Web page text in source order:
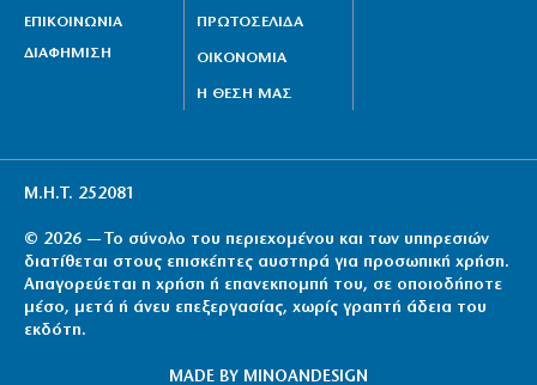
ΕΠΙΚΟΙΝΩΝΙΑ
ΔΙΑΦΗΜΙΣΗ
ΠΡΩΤΟΣΕΛΙΔΑ
ΟΙΚΟΝΟΜΙΑ
Η ΘΕΣΗ ΜΑΣ
Μ.Η.Τ. 252081
© 2026 — Το σύνολο του περιεχομένου και των υπηρεσιών
διατίθεται στους επισκέπτες αυστηρά για προσωπική χρήση.
Απαγορεύεται η χρήση ή επανεκπομπή του, σε οποιοδήποτε
μέσο, μετά ή άνευ επεξεργασίας, χωρίς γραπτή άδεια του
εκδότη.
MADE BY MINOANDESIGN